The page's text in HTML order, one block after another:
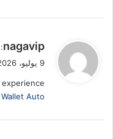
ي
ل
nagavip
:
9 يوليو، 2026 الساعة 2:22 ص
Auto